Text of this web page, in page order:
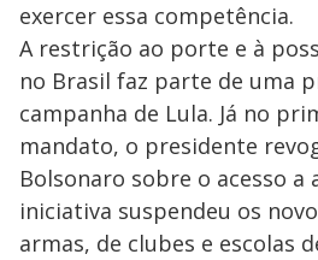
exercer essa competência.
A restrição ao porte e à
no Brasil faz parte de uma
campanha de Lula. Já no
mandato, o presidente
Bolsonaro sobre o acesso a
iniciativa suspendeu os
armas, de clubes e escolas